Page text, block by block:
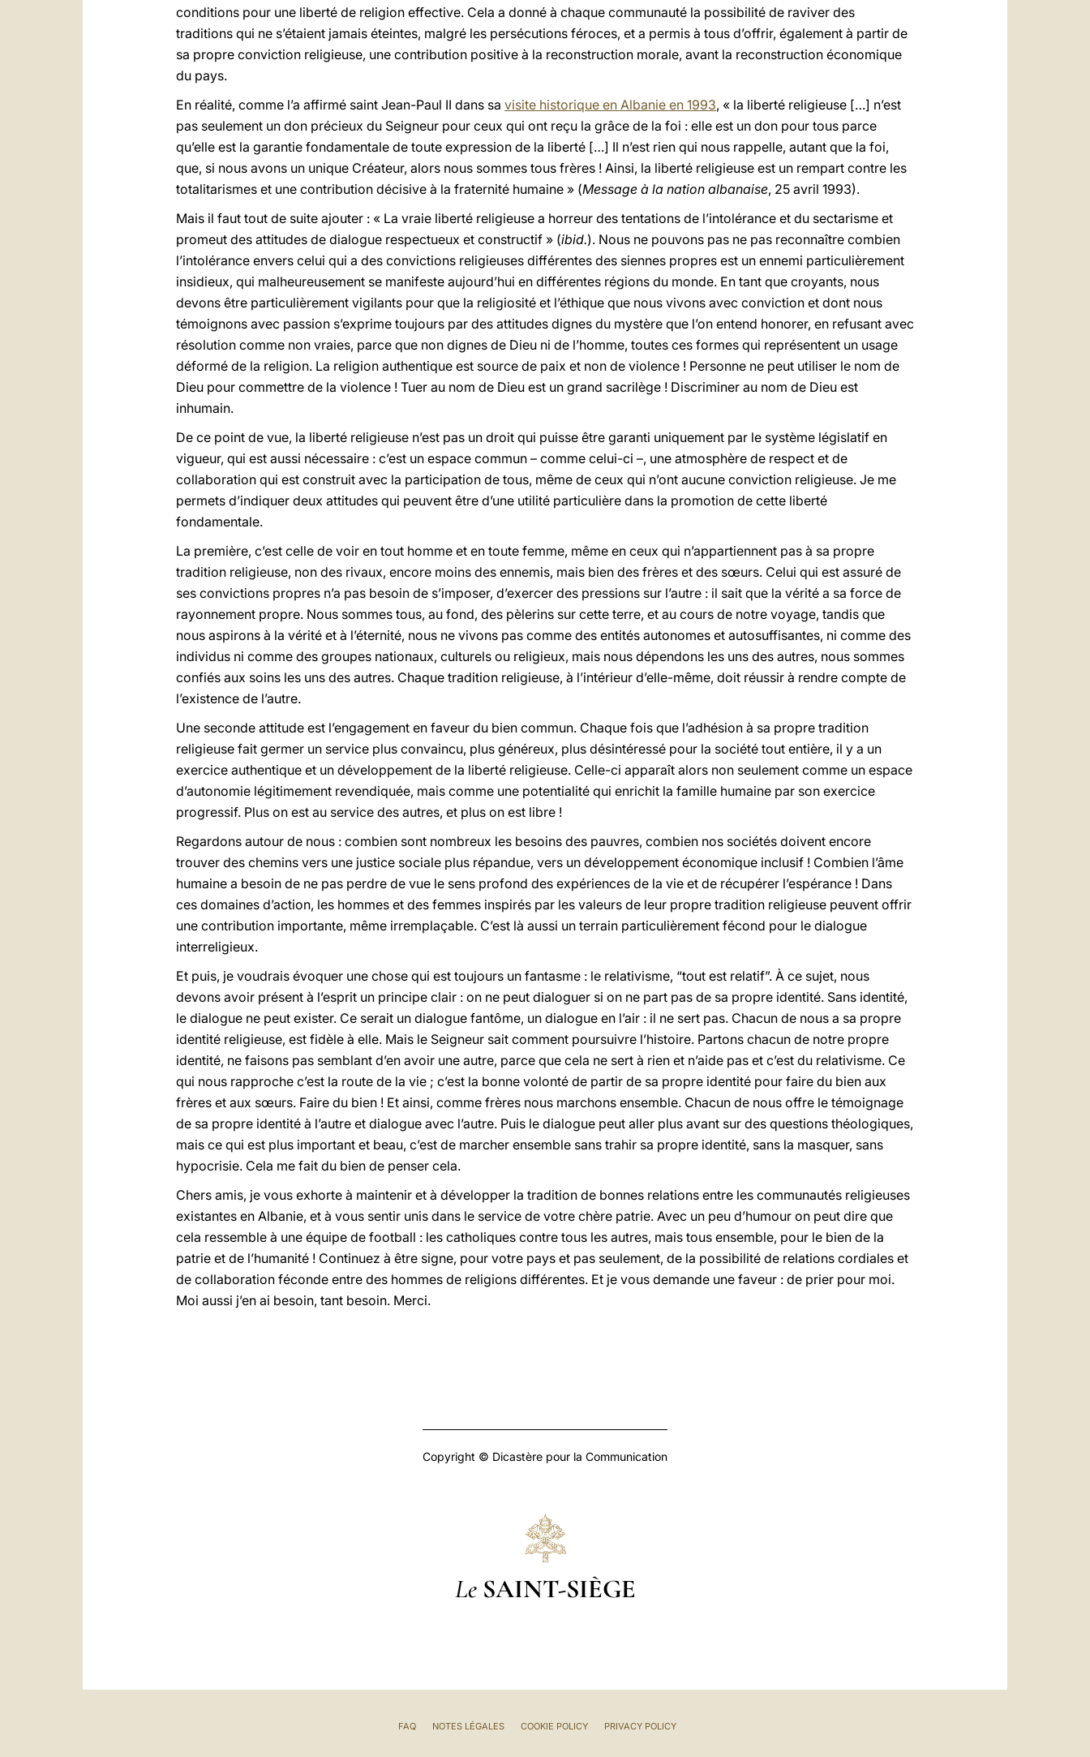
conditions pour une liberté de religion effective. Cela a donné à chaque communauté la possibilité de raviver des
traditions qui ne s’étaient jamais éteintes, malgré les persécutions féroces, et a permis à tous d’offrir, également à partir de
sa propre conviction religieuse, une contribution positive à la reconstruction morale, avant la reconstruction économique
du pays.
En réalité, comme l’a affirmé saint Jean-Paul II dans sa visite historique en Albanie en 1993, « la liberté religieuse […] n’est
pas seulement un don précieux du Seigneur pour ceux qui ont reçu la grâce de la foi : elle est un don pour tous parce
qu’elle est la garantie fondamentale de toute expression de la liberté […] Il n’est rien qui nous rappelle, autant que la foi,
que, si nous avons un unique Créateur, alors nous sommes tous frères ! Ainsi, la liberté religieuse est un rempart contre les
totalitarismes et une contribution décisive à la fraternité humaine » (Message à la nation albanaise, 25 avril 1993).
Mais il faut tout de suite ajouter : « La vraie liberté religieuse a horreur des tentations de l’intolérance et du sectarisme et
promeut des attitudes de dialogue respectueux et constructif » (ibid.). Nous ne pouvons pas ne pas reconnaître combien
l’intolérance envers celui qui a des convictions religieuses différentes des siennes propres est un ennemi particulièrement
insidieux, qui malheureusement se manifeste aujourd’hui en différentes régions du monde. En tant que croyants, nous
devons être particulièrement vigilants pour que la religiosité et l’éthique que nous vivons avec conviction et dont nous
témoignons avec passion s’exprime toujours par des attitudes dignes du mystère que l’on entend honorer, en refusant avec
résolution comme non vraies, parce que non dignes de Dieu ni de l’homme, toutes ces formes qui représentent un usage
déformé de la religion. La religion authentique est source de paix et non de violence ! Personne ne peut utiliser le nom de
Dieu pour commettre de la violence ! Tuer au nom de Dieu est un grand sacrilège ! Discriminer au nom de Dieu est
inhumain.
De ce point de vue, la liberté religieuse n’est pas un droit qui puisse être garanti uniquement par le système législatif en
vigueur, qui est aussi nécessaire : c’est un espace commun – comme celui-ci –, une atmosphère de respect et de
collaboration qui est construit avec la participation de tous, même de ceux qui n’ont aucune conviction religieuse. Je me
permets d’indiquer deux attitudes qui peuvent être d’une utilité particulière dans la promotion de cette liberté
fondamentale.
La première, c’est celle de voir en tout homme et en toute femme, même en ceux qui n’appartiennent pas à sa propre
tradition religieuse, non des rivaux, encore moins des ennemis, mais bien des frères et des sœurs. Celui qui est assuré de
ses convictions propres n’a pas besoin de s’imposer, d’exercer des pressions sur l’autre : il sait que la vérité a sa force de
rayonnement propre. Nous sommes tous, au fond, des pèlerins sur cette terre, et au cours de notre voyage, tandis que
nous aspirons à la vérité et à l’éternité, nous ne vivons pas comme des entités autonomes et autosuffisantes, ni comme des
individus ni comme des groupes nationaux, culturels ou religieux, mais nous dépendons les uns des autres, nous sommes
confiés aux soins les uns des autres. Chaque tradition religieuse, à l’intérieur d’elle-même, doit réussir à rendre compte de
l’existence de l’autre.
Une seconde attitude est l’engagement en faveur du bien commun. Chaque fois que l’adhésion à sa propre tradition
religieuse fait germer un service plus convaincu, plus généreux, plus désintéressé pour la société tout entière, il y a un
exercice authentique et un développement de la liberté religieuse. Celle-ci apparaît alors non seulement comme un espace
d’autonomie légitimement revendiquée, mais comme une potentialité qui enrichit la famille humaine par son exercice
progressif. Plus on est au service des autres, et plus on est libre !
Regardons autour de nous : combien sont nombreux les besoins des pauvres, combien nos sociétés doivent encore
trouver des chemins vers une justice sociale plus répandue, vers un développement économique inclusif ! Combien l’âme
humaine a besoin de ne pas perdre de vue le sens profond des expériences de la vie et de récupérer l’espérance ! Dans
ces domaines d’action, les hommes et des femmes inspirés par les valeurs de leur propre tradition religieuse peuvent offrir
une contribution importante, même irremplaçable. C’est là aussi un terrain particulièrement fécond pour le dialogue
interreligieux.
Et puis, je voudrais évoquer une chose qui est toujours un fantasme : le relativisme, “tout est relatif”. À ce sujet, nous
devons avoir présent à l’esprit un principe clair : on ne peut dialoguer si on ne part pas de sa propre identité. Sans identité,
le dialogue ne peut exister. Ce serait un dialogue fantôme, un dialogue en l’air : il ne sert pas. Chacun de nous a sa propre
identité religieuse, est fidèle à elle. Mais le Seigneur sait comment poursuivre l’histoire. Partons chacun de notre propre
identité, ne faisons pas semblant d’en avoir une autre, parce que cela ne sert à rien et n’aide pas et c’est du relativisme. Ce
qui nous rapproche c’est la route de la vie ; c’est la bonne volonté de partir de sa propre identité pour faire du bien aux
frères et aux sœurs. Faire du bien ! Et ainsi, comme frères nous marchons ensemble. Chacun de nous offre le témoignage
de sa propre identité à l’autre et dialogue avec l’autre. Puis le dialogue peut aller plus avant sur des questions théologiques,
mais ce qui est plus important et beau, c’est de marcher ensemble sans trahir sa propre identité, sans la masquer, sans
hypocrisie. Cela me fait du bien de penser cela.
Chers amis, je vous exhorte à maintenir et à développer la tradition de bonnes relations entre les communautés religieuses
existantes en Albanie, et à vous sentir unis dans le service de votre chère patrie. Avec un peu d’humour on peut dire que
cela ressemble à une équipe de football : les catholiques contre tous les autres, mais tous ensemble, pour le bien de la
patrie et de l’humanité ! Continuez à être signe, pour votre pays et pas seulement, de la possibilité de relations cordiales et
de collaboration féconde entre des hommes de religions différentes. Et je vous demande une faveur : de prier pour moi.
Moi aussi j’en ai besoin, tant besoin. Merci.
Copyright © Dicastère pour la Communication
Le SAINT-SIÈGE
FAQ NOTES LÉGALES COOKIE POLICY PRIVACY POLICY